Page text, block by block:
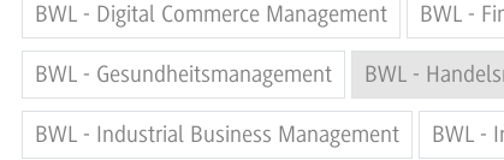
BWL - Digital Commerce Management BWL -
BWL - Gesundheitsmanagement BWL -
BWL - Industrial Business Management BWL -